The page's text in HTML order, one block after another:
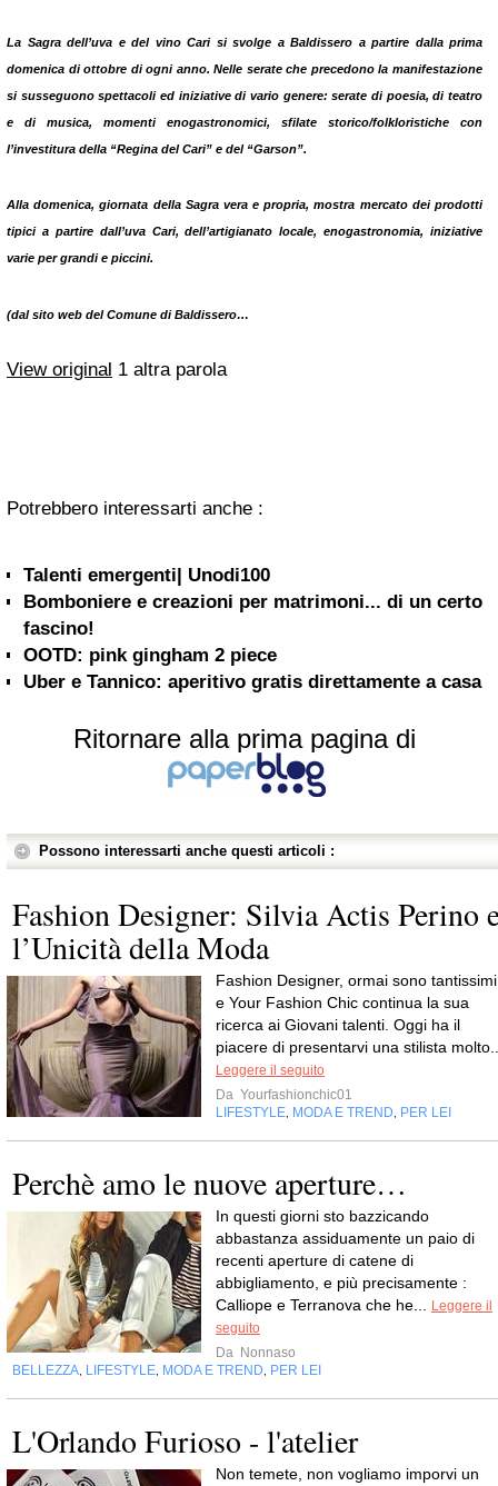
La Sagra dell’uva e del vino Carisi svolge a Baldissero a partire dalla prima
domenica di ottobre di ogni anno. Nelle serate che precedono la manifestazione
si susseguono spettacoli ed iniziative di vario genere: serate di poesia, di teatro
e di musica, momenti enogastronomici, sfilate storico/folkloristiche con
l’investitura della “Regina del Cari” e del “Garson”.
Alla domenica, giornata della Sagra vera e propria, mostra mercato dei prodotti
tipici a partire dall’uva Cari, dell’artigianato locale, enogastronomia, iniziative
varie per grandi e piccini.
(dal sito web del Comune di Baldissero…
View original 1 altra parola
Potrebbero interessarti anche :
Talenti emergenti| Unodi100
Bomboniere e creazioni per matrimoni... di un certo
fascino!
OOTD: pink gingham 2 piece
Uber e Tannico: aperitivo gratis direttamente a casa
Ritornare alla prima pagina di
Possono interessarti anche questi articoli :
Fashion Designer: Silvia Actis Perino
l’Unicità della Moda
Fashion Designer, ormai sono tantissimi
e Your Fashion Chic continua la sua
ricerca ai Giovani talenti. Oggi ha il
piacere di presentarvi una stilista
Leggere il seguito
Da Yourfashionchic01
LIFESTYLE MODA E TREND PER LEI
Perchè amo le nuove aperture…
In questi giorni sto bazzicando
abbastanza assiduamente un paio di
recenti aperture di catene di
abbigliamento, e più precisamente :
Calliope e Terranova che he...
Leggere il
seguito
Da Nonnaso
BELLEZZA LIFESTYLE MODA E TREND PER LEI
L'Orlando Furioso - l'atelier
Non temete, non vogliamo imporvi un